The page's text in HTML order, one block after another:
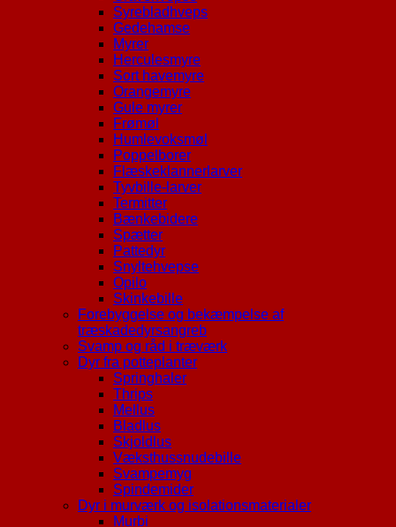
Syrebladhveps
Gedehamse
Myrer
Herculesmyre
Sort havemyre
Orangemyre
Gule myrer
Frømøl
Humlevoksmøl
Poppelborer
Flæskeklannerlarver
Tyvbille-larver
Termitter
Bænkebidere
Spætter
Pattedyr
Snyltehvepse
Opilo
Skinkebille
Forebyggelse og bekæmpelse af
træskadedyrsangreb
Svamp og råd i træværk
Dyr fra potteplanter
Springhaler
Thrips
Mellus
Bladlus
Skjoldlus
Væksthussnudebille
Svampemyg
Spindemider
Dyr i murværk og isolationsmaterialer
Murbi